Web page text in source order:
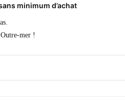
minimum d’achat
mer !